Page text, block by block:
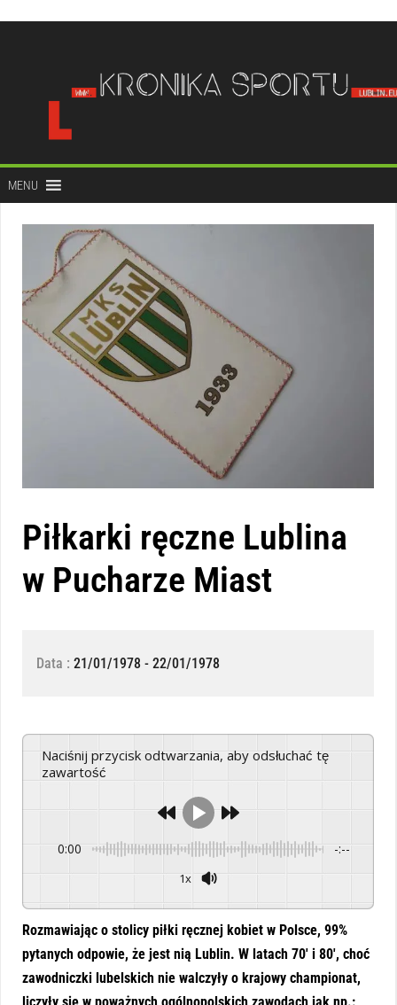
treści
MENU
Piłkarki ręczne Lublina
w Pucharze Miast
Data : 21/01/1978 - 22/01/1978
Naciśnij przycisk odtwarzania, aby odsłuchać tę
zawartość
0:00 -:--
1x
Rozmawiając o stolicy piłki ręcznej kobiet w Polsce, 99%
pytanych odpowie, że jest nią Lublin. W latach 70′ i 80′, choć
zawodniczki lubelskich nie walczyły o krajowy championat,